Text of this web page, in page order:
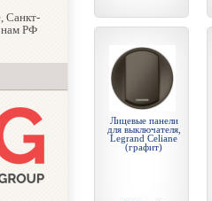
Санкт-
РФ
Лицевые панели
для выключателя,
Legrand Celiane
(графит)